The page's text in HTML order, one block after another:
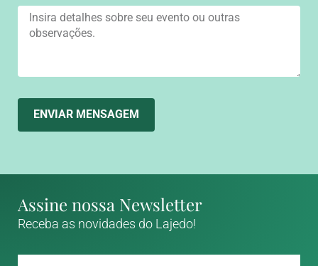
ENVIAR MENSAGEM
Assine nossa Newsletter
Receba as novidades do Lajedo!